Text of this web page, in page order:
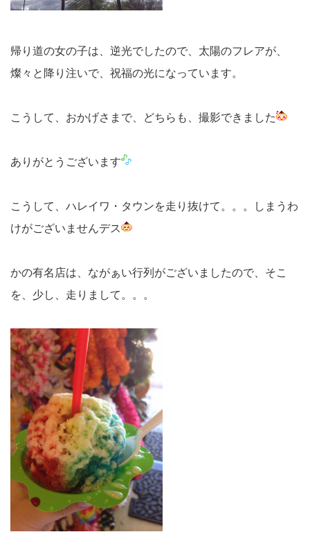
帰り道の女の子は、逆光でしたので、太陽のフレアが、
燦々と降り注いで、祝福の光になっています。
こうして、おかげさまで、どちらも、撮影できました
ありがとうございます
こうして、ハレイワ・タウンを走り抜けて。。。しまうわ
けがございませんデス
かの有名店は、ながぁい行列がございましたので、そこ
を、少し、走りまして。。。